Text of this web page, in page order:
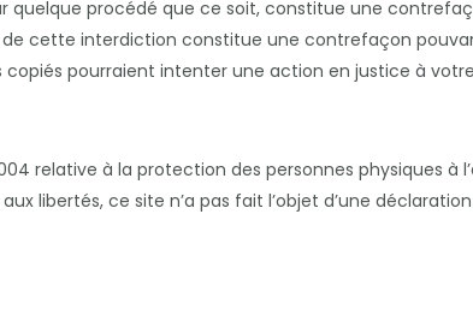
quelque procédé que ce soit, constitue une
cette interdiction constitue une contrefaçon
pourraient intenter une action en justice à
relative à la protection des personnes physiques à
libertés, ce site n’a pas fait l’objet d’une